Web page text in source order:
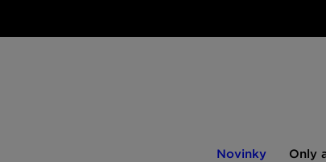
Novinky Only